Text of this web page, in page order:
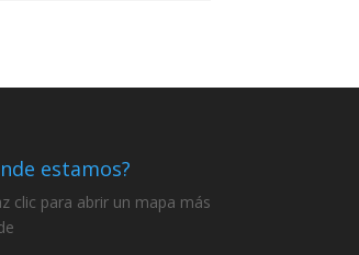
estamos?